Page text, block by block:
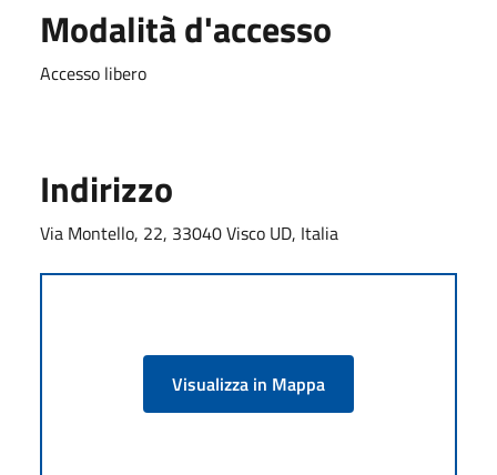
Modalità d'accesso
Accesso libero
Indirizzo
Via Montello, 22, 33040 Visco UD, Italia
Visualizza in Mappa